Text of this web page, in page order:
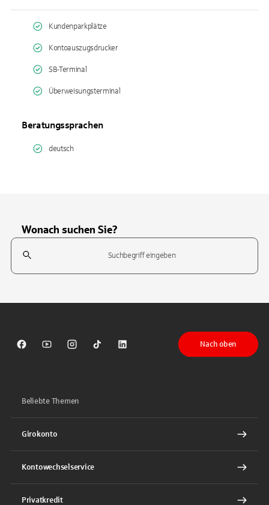
Kundenparkplätze
Kontoauszugsdrucker
SB-Terminal
Überweisungsterminal
Beratungssprachen
deutsch
Wonach suchen Sie?
Suchfeld
Sparkasse auf Facebook
Sparkasse auf Youtube
Sparkasse auf Instagram
Sparkasse auf TikTok
Sparkasse auf LinkedIn
Nach oben
Beliebte Themen
Girokonto
Kontowechselservice
Privatkredit